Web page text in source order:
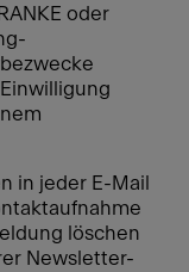
oder
in jeder E-Mail
löschen
Newsletter-